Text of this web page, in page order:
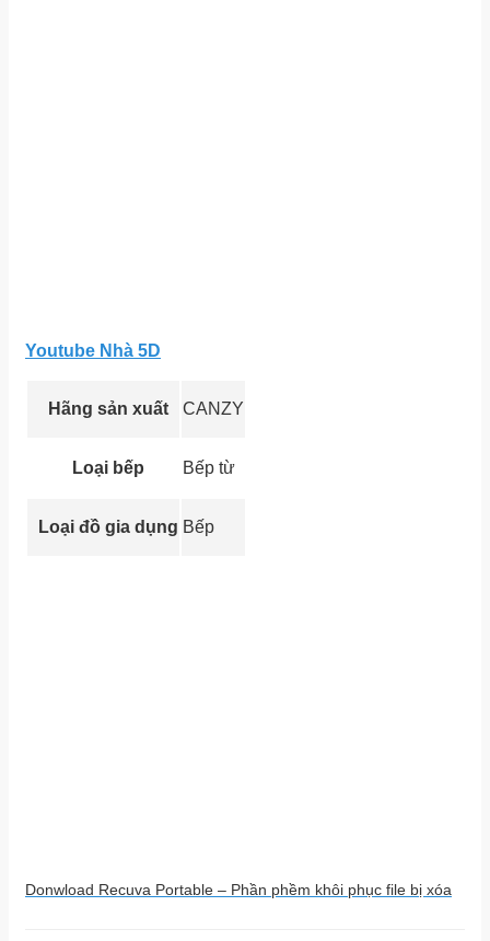
Youtube Nhà 5D
Hãng sản xuất CANZY
Loại bếp Bếp từ
Loại đồ gia dụng Bếp
Donwload Recuva Portable – Phần phềm khôi phục file bị xóa